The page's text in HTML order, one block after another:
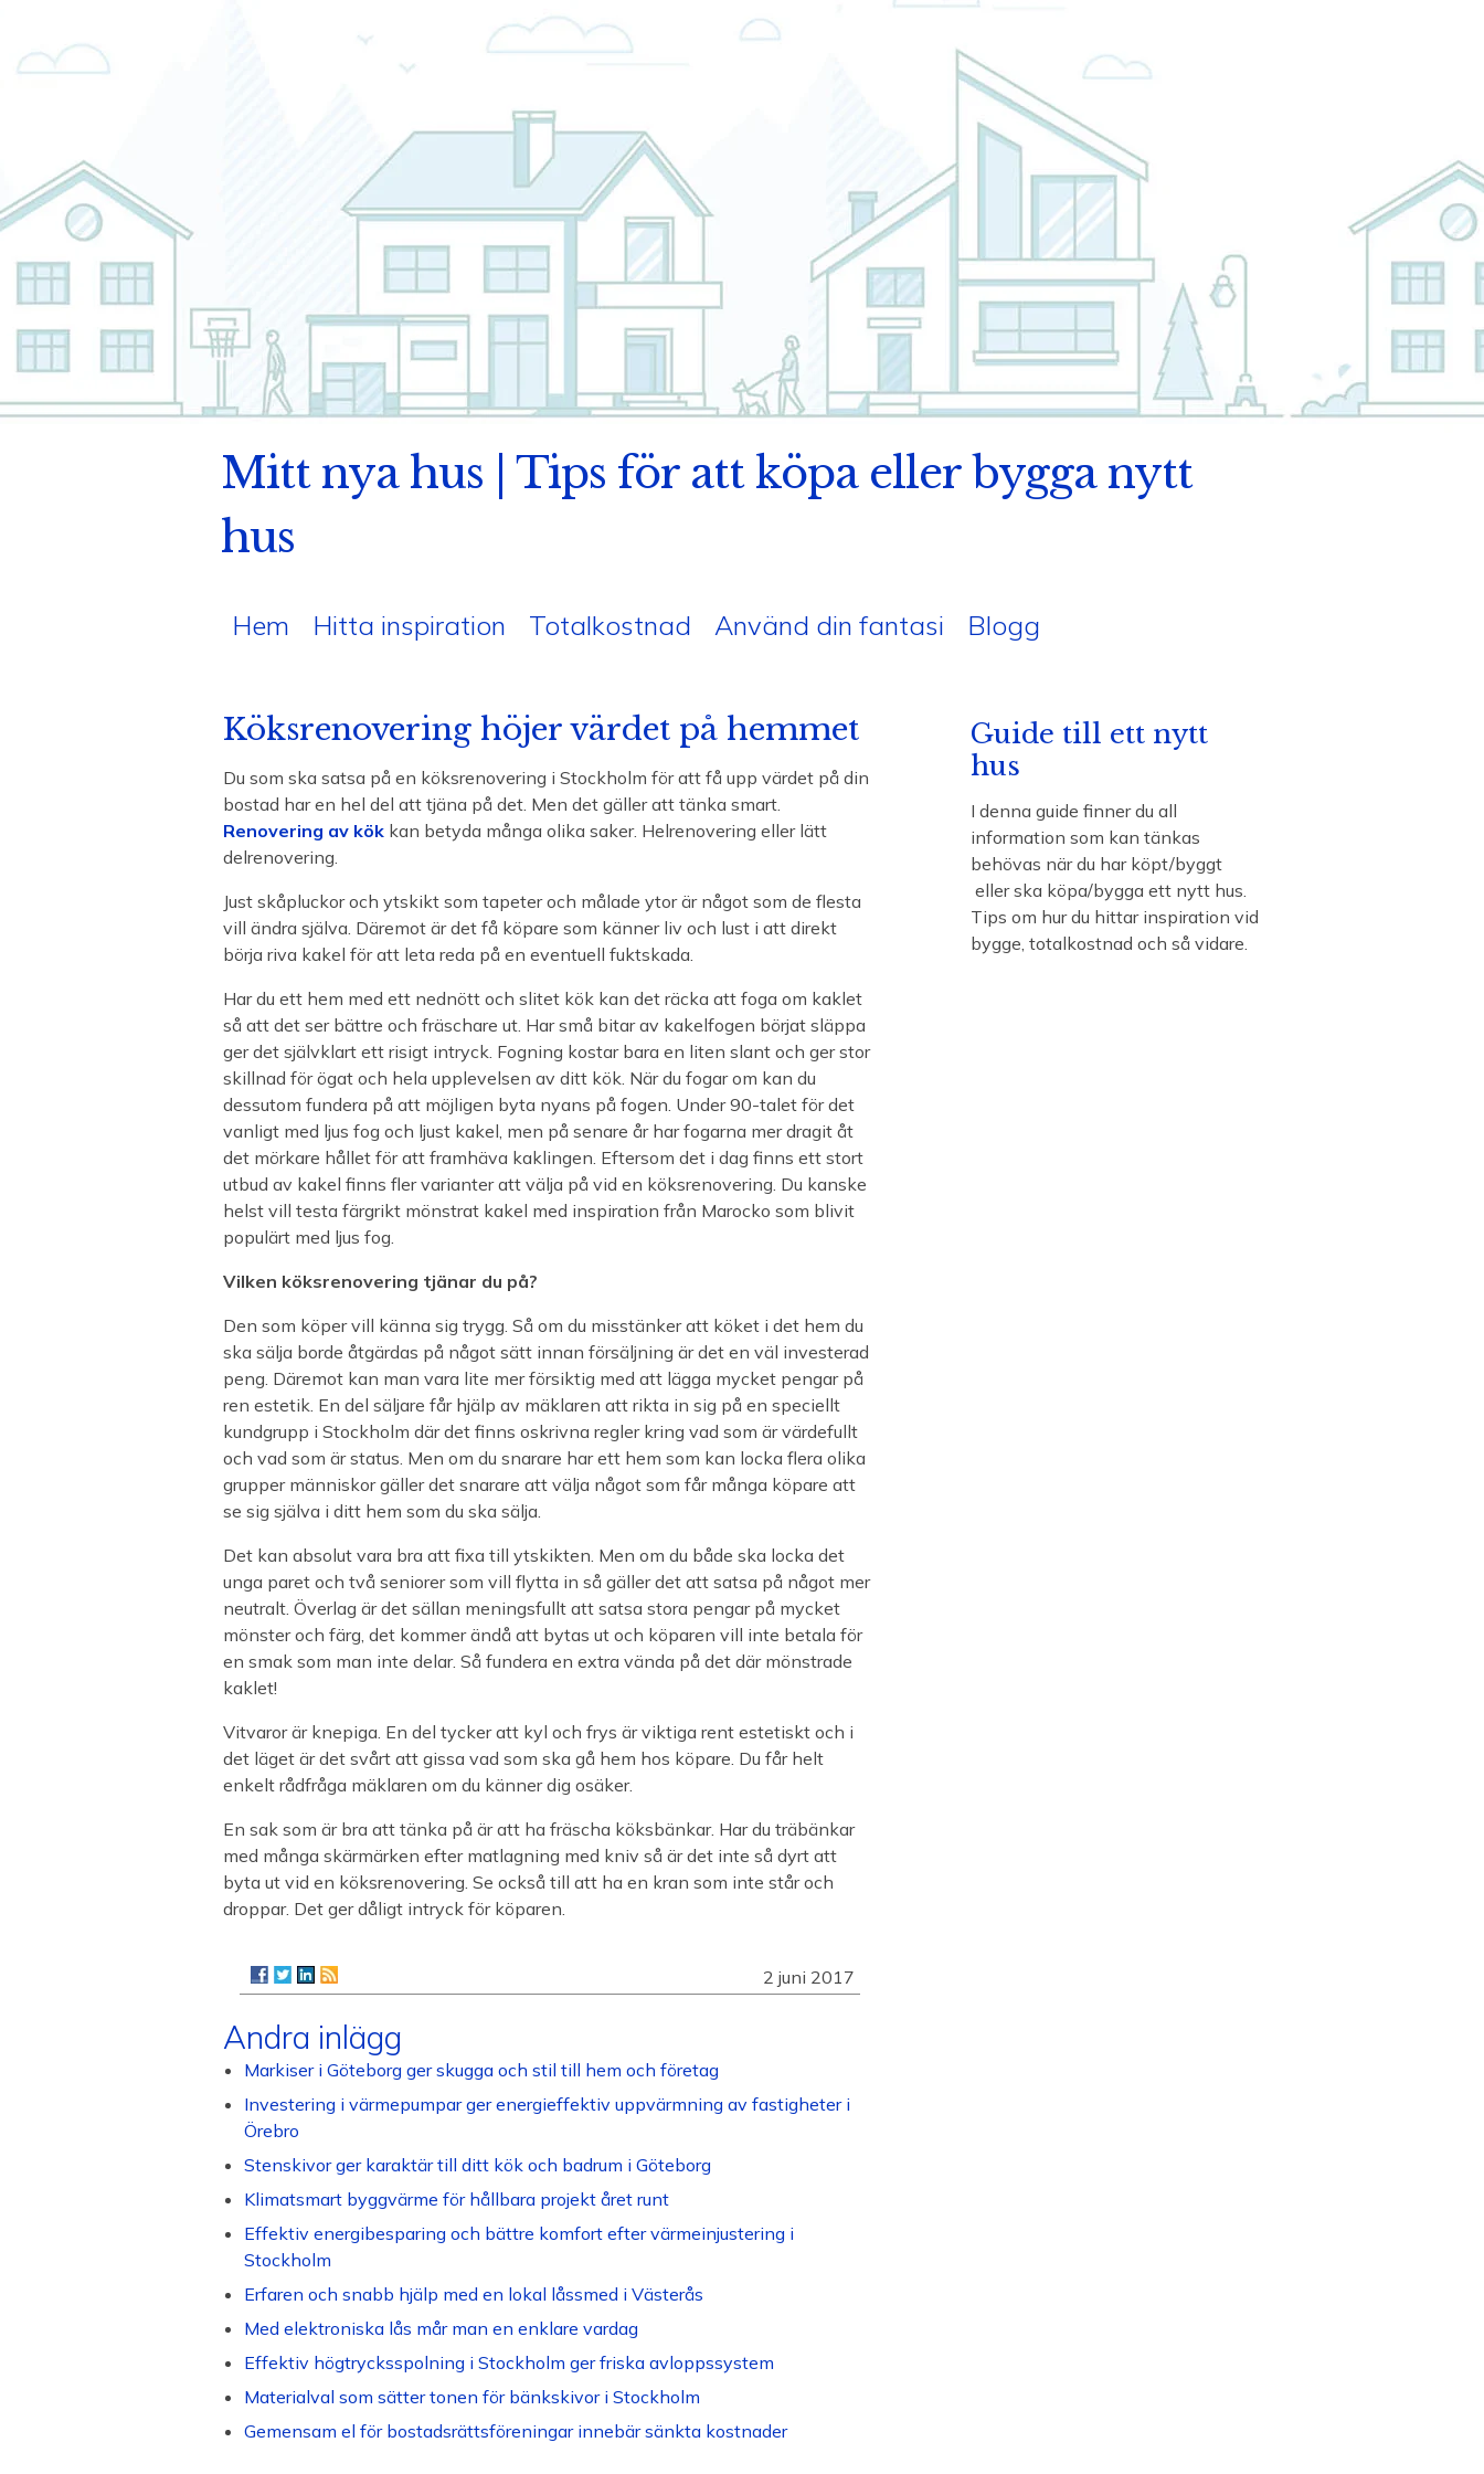
Mitt nya hus | Tips för att köpa eller bygga nytt
hus
Hem Hitta inspiration Totalkostnad Använd din fantasi Blogg
Köksrenovering höjer värdet på hemmet
Du som ska satsa på en köksrenovering i Stockholm för att få upp värdet på din
bostad har en hel del att tjäna på det. Men det gäller att tänka smart.
Renovering av kök kan betyda många olika saker. Helrenovering eller lätt
delrenovering.
Just skåpluckor och ytskikt som tapeter och målade ytor är något som de flesta
vill ändra själva. Däremot är det få köpare som känner liv och lust i att direkt
börja riva kakel för att leta reda på en eventuell fuktskada.
Har du ett hem med ett nednött och slitet kök kan det räcka att foga om kaklet
så att det ser bättre och fräschare ut. Har små bitar av kakelfogen börjat släppa
ger det självklart ett risigt intryck. Fogning kostar bara en liten slant och ger stor
skillnad för ögat och hela upplevelsen av ditt kök. När du fogar om kan du
dessutom fundera på att möjligen byta nyans på fogen. Under 90-talet för det
vanligt med ljus fog och ljust kakel, men på senare år har fogarna mer dragit åt
det mörkare hållet för att framhäva kaklingen. Eftersom det i dag finns ett stort
utbud av kakel finns fler varianter att välja på vid en köksrenovering. Du kanske
helst vill testa färgrikt mönstrat kakel med inspiration från Marocko som blivit
populärt med ljus fog.
Vilken köksrenovering tjänar du på?
Den som köper vill känna sig trygg. Så om du misstänker att köket i det hem du
ska sälja borde åtgärdas på något sätt innan försäljning är det en väl investerad
peng. Däremot kan man vara lite mer försiktig med att lägga mycket pengar på
ren estetik. En del säljare får hjälp av mäklaren att rikta in sig på en speciellt
kundgrupp i Stockholm där det finns oskrivna regler kring vad som är värdefullt
och vad som är status. Men om du snarare har ett hem som kan locka flera olika
grupper människor gäller det snarare att välja något som får många köpare att
se sig själva i ditt hem som du ska sälja.
Det kan absolut vara bra att fixa till ytskikten. Men om du både ska locka det
unga paret och två seniorer som vill flytta in så gäller det att satsa på något mer
neutralt. Överlag är det sällan meningsfullt att satsa stora pengar på mycket
mönster och färg, det kommer ändå att bytas ut och köparen vill inte betala för
en smak som man inte delar. Så fundera en extra vända på det där mönstrade
kaklet!
Vitvaror är knepiga. En del tycker att kyl och frys är viktiga rent estetiskt och i
det läget är det svårt att gissa vad som ska gå hem hos köpare. Du får helt
enkelt rådfråga mäklaren om du känner dig osäker.
En sak som är bra att tänka på är att ha fräscha köksbänkar. Har du träbänkar
med många skärmärken efter matlagning med kniv så är det inte så dyrt att
byta ut vid en köksrenovering. Se också till att ha en kran som inte står och
droppar. Det ger dåligt intryck för köparen.
2 juni 2017
Andra inlägg
Markiser i Göteborg ger skugga och stil till hem och företag
Investering i värmepumpar ger energieffektiv uppvärmning av fastigheter i
Örebro
Stenskivor ger karaktär till ditt kök och badrum i Göteborg
Klimatsmart byggvärme för hållbara projekt året runt
Effektiv energibesparing och bättre komfort efter värmeinjustering i
Stockholm
Erfaren och snabb hjälp med en lokal låssmed i Västerås
Med elektroniska lås mår man en enklare vardag
Effektiv högtrycksspolning i Stockholm ger friska avloppssystem
Materialval som sätter tonen för bänkskivor i Stockholm
Gemensam el för bostadsrättsföreningar innebär sänkta kostnader
Guide till ett nytt
hus
I denna guide finner du all
information som kan tänkas
behövas när du har köpt/byggt
eller ska köpa/bygga ett nytt hus.
Tips om hur du hittar inspiration vid
bygge, totalkostnad och så vidare.